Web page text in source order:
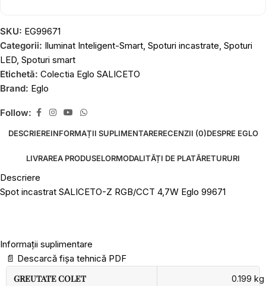
SKU: EG99671
Categorii: Iluminat Inteligent-Smart, Spoturi incastrate, Spoturi
LED, Spoturi smart
Etichetă: Colectia Eglo SALICETO
Brand: Eglo
Follow:
DESCRIEREINFORMAȚII SUPLIMENTARERECENZII (0)DESPRE EGLO
LIVRAREA PRODUSELORMODALITĂȚI DE PLATĂRETURURI
Descriere
Spot incastrat SALICETO-Z RGB/CCT 4,7W Eglo 99671
Informații suplimentare
📄 Descarcă fișa tehnică PDF
GREUTATE COLET
0.199 kg